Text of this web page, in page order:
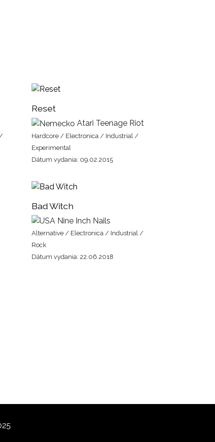
Reset
Atari Teenage Riot
Hardcore / Electronica / Industrial /
Experimental
Dátum vydania: 09.02.2015
Bad Witch
Nine Inch Nails
Alternative / Electronica / Industrial /
Rock
Dátum vydania: 22.06.2018